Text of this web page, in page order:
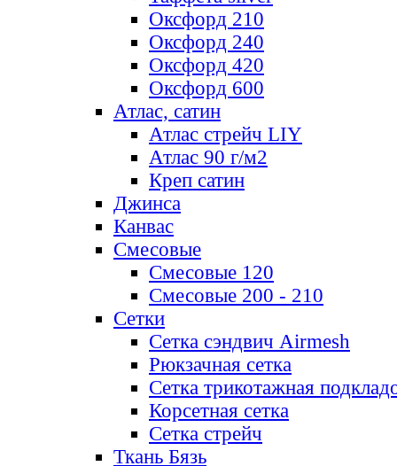
Оксфорд 210
Оксфорд 240
Оксфорд 420
Оксфорд 600
Атлас, сатин
Атлас стрейч LIY
Атлас 90 г/м2
Креп сатин
Джинса
Канвас
Смесовые
Смесовые 120
Смесовые 200 - 210
Сетки
Сетка сэндвич Airmesh
Рюкзачная сетка
Сетка трикотажная
Корсетная сетка
Сетка стрейч
Ткань Бязь